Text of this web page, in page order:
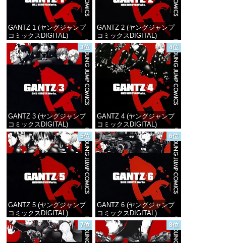
GANTZ 1 (ヤングジャンプ
コミックスDIGITAL)
価格：¥100
GANTZ 2 (ヤングジャンプ
コミックスDIGITAL)
価格：¥100
3位
GANTZ 3 (ヤングジャンプ
コミックスDIGITAL)
価格：¥100
4位
GANTZ 4 (ヤングジャンプ
コミックスDIGITAL)
価格：¥100
5位
GANTZ 5 (ヤングジャンプ
コミックスDIGITAL)
価格：¥100
6位
GANTZ 6 (ヤングジャンプ
コミックスDIGITAL)
価格：¥100
7位 8位